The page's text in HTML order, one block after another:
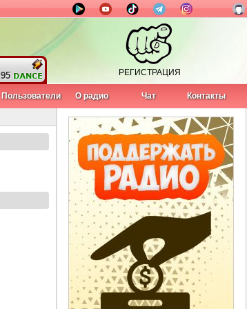
95 РЕГИСТРАЦИЯ
Пользователи О радио Чат Контакты